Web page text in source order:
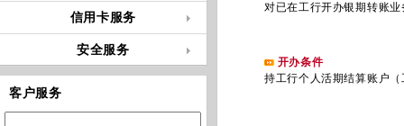
信用卡服务
安全服务
客户服务
对已在工行开办银期转账业
开办条件
持工行个人活期结算账户（